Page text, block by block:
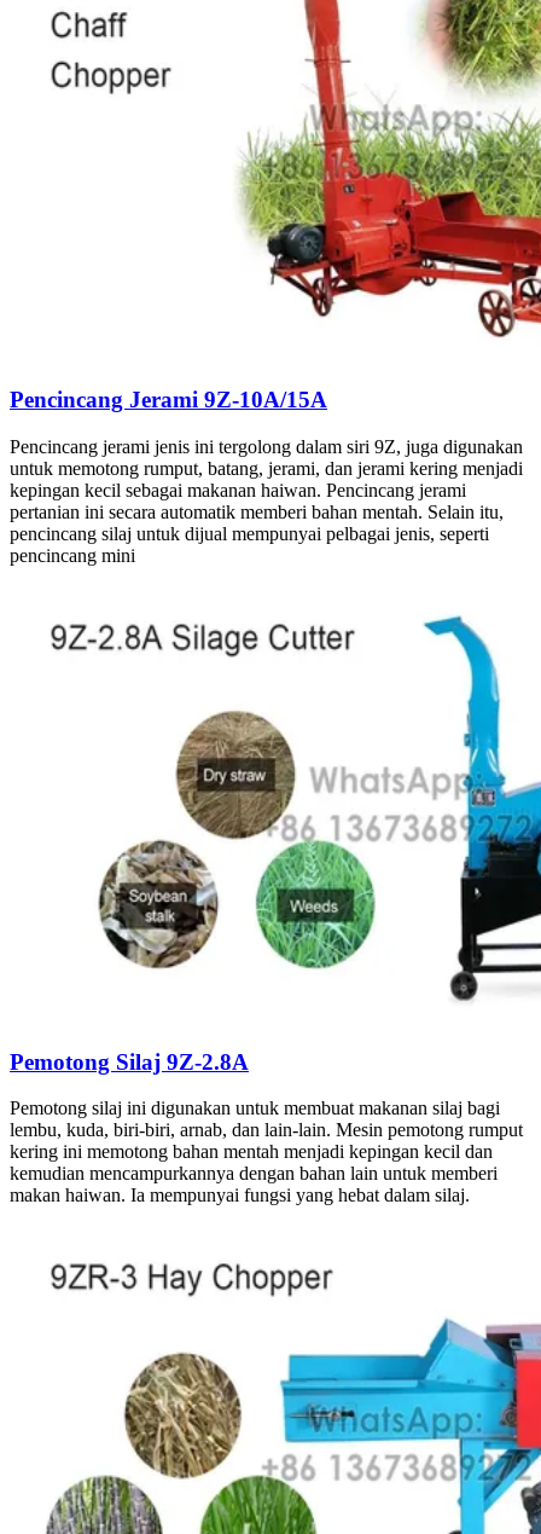
Pencincang Jerami 9Z-10A/15A
Pencincang jerami jenis ini tergolong dalam siri 9Z, juga digunakan
untuk memotong rumput, batang, jerami, dan jerami kering menjadi
kepingan kecil sebagai makanan haiwan. Pencincang jerami
pertanian ini secara automatik memberi bahan mentah. Selain itu,
pencincang silaj untuk dijual mempunyai pelbagai jenis, seperti
pencincang mini
Pemotong Silaj 9Z-2.8A
Pemotong silaj ini digunakan untuk membuat makanan silaj bagi
lembu, kuda, biri-biri, arnab, dan lain-lain. Mesin pemotong rumput
kering ini memotong bahan mentah menjadi kepingan kecil dan
kemudian mencampurkannya dengan bahan lain untuk memberi
makan haiwan. Ia mempunyai fungsi yang hebat dalam silaj.